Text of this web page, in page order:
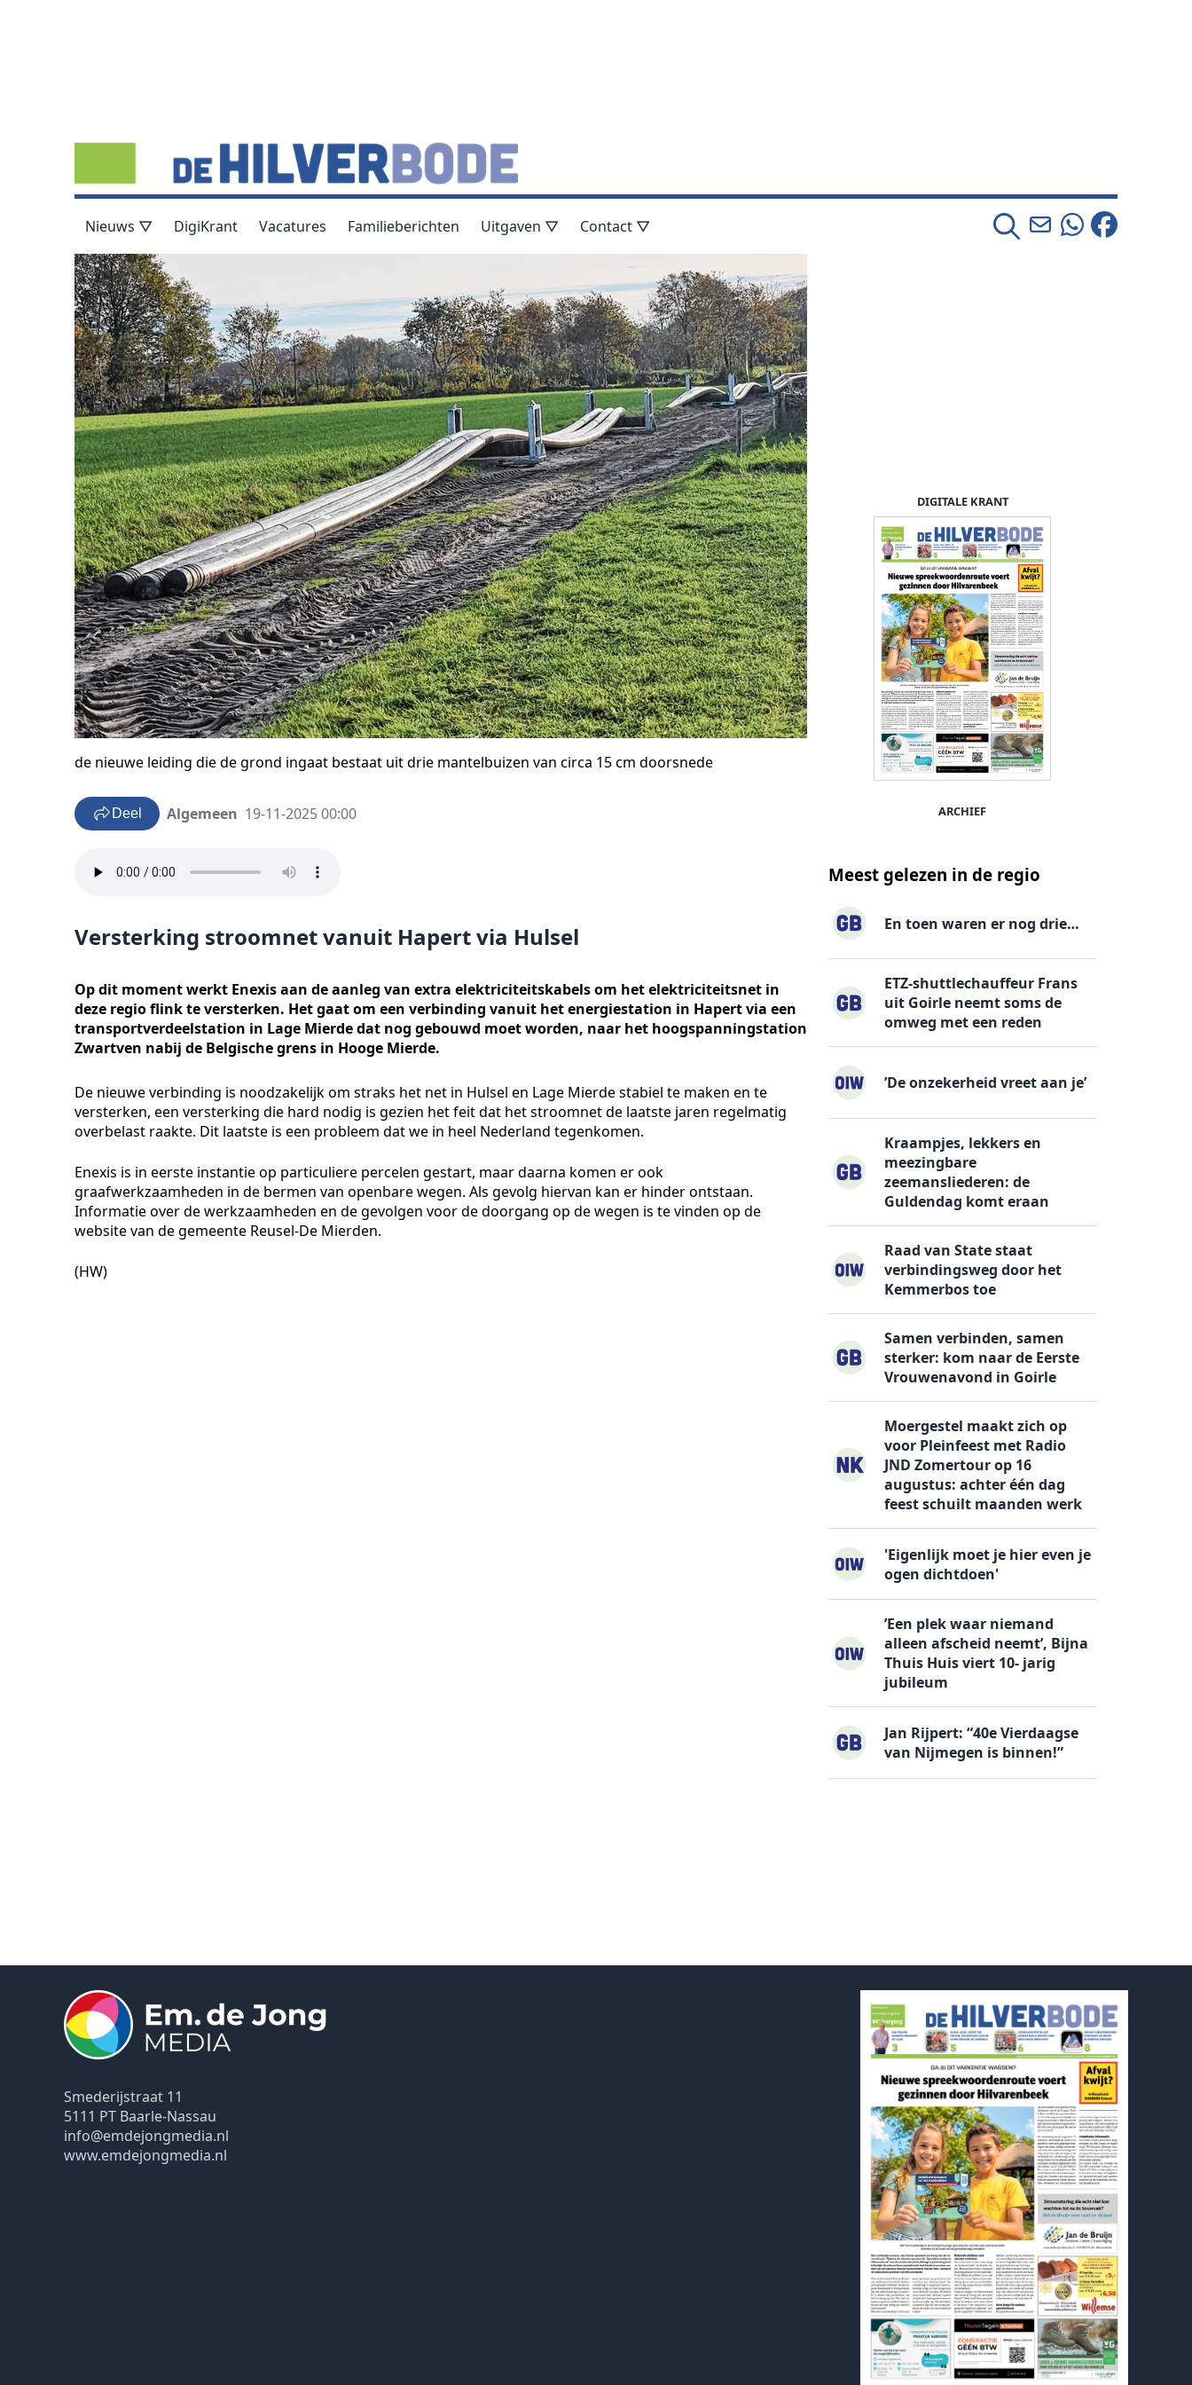
Nieuws ▽ DigiKrant Vacatures Familieberichten Uitgaven ▽ Contact ▽
de nieuwe leiding die de grond ingaat bestaat uit drie mantelbuizen van circa 15 cm doorsnede
Deel Algemeen 19-11-2025 00:00
Versterking stroomnet vanuit Hapert via Hulsel
Op dit moment werkt Enexis aan de aanleg van extra elektriciteitskabels om het elektriciteitsnet in
deze regio flink te versterken. Het gaat om een verbinding vanuit het energiestation in Hapert via een
transportverdeelstation in Lage Mierde dat nog gebouwd moet worden, naar het hoogspanningstation
Zwartven nabij de Belgische grens in Hooge Mierde.
De nieuwe verbinding is noodzakelijk om straks het net in Hulsel en Lage Mierde stabiel te maken en te
versterken, een versterking die hard nodig is gezien het feit dat het stroomnet de laatste jaren regelmatig
overbelast raakte. Dit laatste is een probleem dat we in heel Nederland tegenkomen.
Enexis is in eerste instantie op particuliere percelen gestart, maar daarna komen er ook
graafwerkzaamheden in de bermen van openbare wegen. Als gevolg hiervan kan er hinder ontstaan.
Informatie over de werkzaamheden en de gevolgen voor de doorgang op de wegen is te vinden op de
website van de gemeente Reusel-De Mierden.
(HW)
DIGITALE KRANT
ARCHIEF
Meest gelezen in de regio
En toen waren er nog drie…
ETZ-shuttlechauffeur Frans
uit Goirle neemt soms de
omweg met een reden
’De onzekerheid vreet aan je’
Kraampjes, lekkers en
meezingbare
zeemansliederen: de
Guldendag komt eraan
Raad van State staat
verbindingsweg door het
Kemmerbos toe
Samen verbinden, samen
sterker: kom naar de Eerste
Vrouwenavond in Goirle
Moergestel maakt zich op
voor Pleinfeest met Radio
JND Zomertour op 16
augustus: achter één dag
feest schuilt maanden werk
'Eigenlijk moet je hier even je
ogen dichtdoen'
’Een plek waar niemand
alleen afscheid neemt’, Bijna
Thuis Huis viert 10- jarig
jubileum
Jan Rijpert: “40e Vierdaagse
van Nijmegen is binnen!”
Smederijstraat 11
5111 PT Baarle-Nassau
info@emdejongmedia.nl
www.emdejongmedia.nl